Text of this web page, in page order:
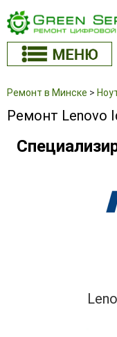
Ремонт в Минске >
Ремонт Lenovo